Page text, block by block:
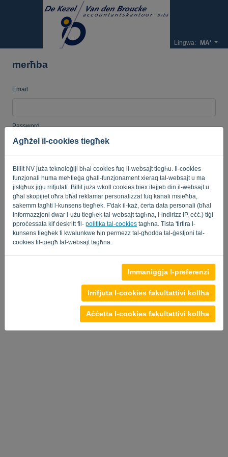
Agħżel il-cookies tiegħek
Billit NV juża teknoloġiji bħal cookies fuq il-websajt tiegħu. Il-cookies
funzjonali huma meħtieġa għall-funzjonament xieraq tal-websajt u ma
jistgħux jiġu rrifjutati. Billit juża wkoll cookies biex itejjeb din il-websajt u
għal skopijiet oħra bħal reklamar personalizzat fuq kanali msieħba,
sakemm tagħti l-kunsens tiegħek. F'dak il-każ, ċerta data personali (bħal
informazzjoni dwar l-użu tiegħek tal-websajt tagħna, l-indirizz IP, eċċ.) tiġi
pproċessata kif deskritt fil- politika tal-cookies tagħna. Tista 'tirtira l-
kunsens tiegħek fi kwalunkwe ħin permezz tal-għodda tal-ġestjoni tal-
cookies fil-qiegħ tal-websajt tagħna.
Immaniġġja l-preferenzi
Irrifjuta l-cookies fakultattivi kollha
Aċċetta l-cookies fakultattivi kollha
Lingwa: MA'
merħba
Email
Password
Fakkarni Password minsija?
SINJAL
Termini u Kundizzjonijiet